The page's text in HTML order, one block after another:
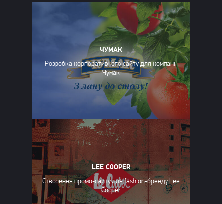
ЧУМАК
Розробка корпоративного сайту для компанії
Чумак
LEE COOPER
Створення промо-сайту для fashion-бренду Lee
Cooper